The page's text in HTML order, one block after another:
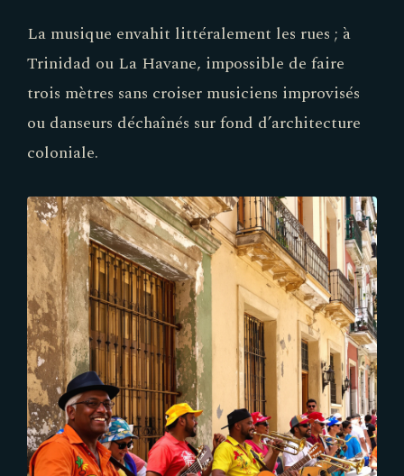
La musique envahit littéralement les rues ; à
Trinidad ou La Havane, impossible de faire
trois mètres sans croiser musiciens improvisés
ou danseurs déchaînés sur fond d’architecture
coloniale.